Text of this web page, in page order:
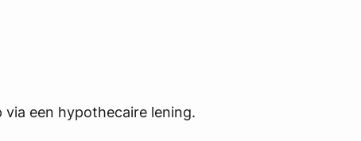
een hypothecaire lening.